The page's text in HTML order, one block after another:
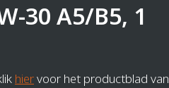
30 A5/B5, 1
hiervoor het productblad van